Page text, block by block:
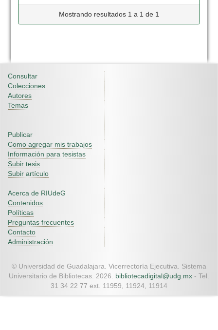
Mostrando resultados 1 a 1 de 1
Consultar
Colecciones
Autores
Temas
Publicar
Como agregar mis trabajos
Información para tesistas
Subir tesis
Subir artículo
Acerca de RIUdeG
Contenidos
Políticas
Preguntas frecuentes
Contacto
Administración
© Universidad de Guadalajara. Vicerrectoría Ejecutiva. Sistema
Universitario de Bibliotecas. 2026. bibliotecadigital@udg.mx - Tel.
31 34 22 77 ext. 11959, 11924, 11914